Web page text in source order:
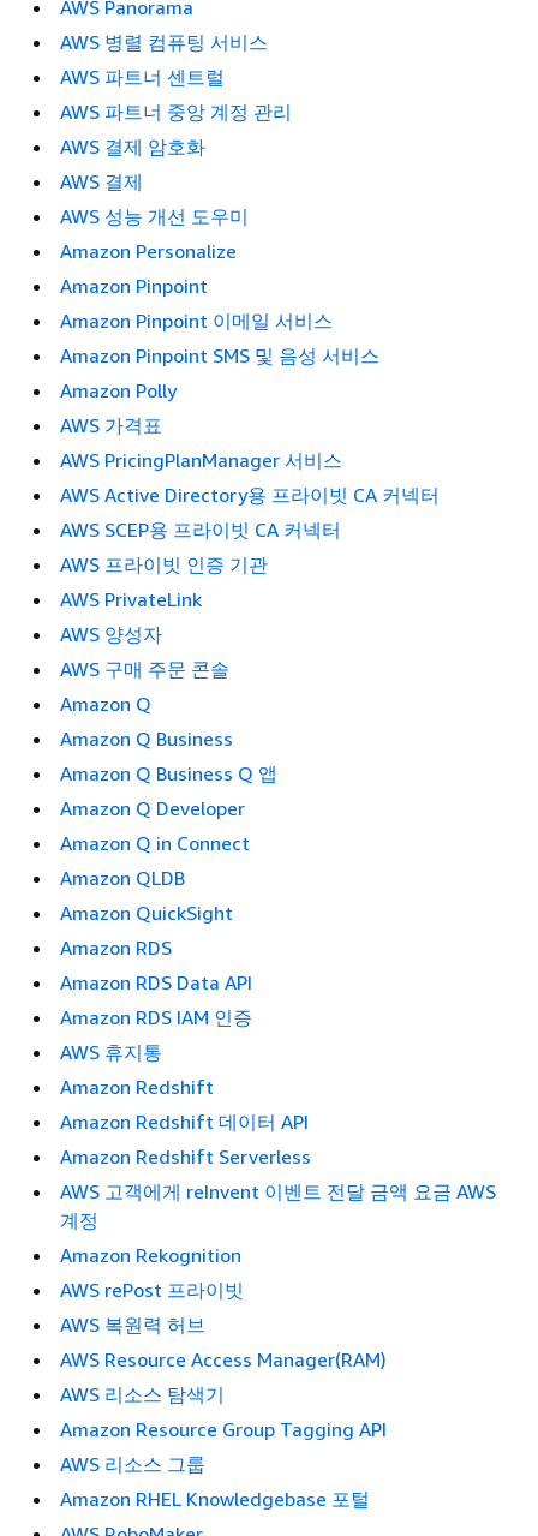
AWS Panorama
AWS 병렬 컴퓨팅 서비스
AWS 파트너 센트럴
AWS 파트너 중앙 계정 관리
AWS 결제 암호화
AWS 결제
AWS 성능 개선 도우미
Amazon Personalize
Amazon Pinpoint
Amazon Pinpoint 이메일 서비스
Amazon Pinpoint SMS 및 음성 서비스
Amazon Polly
AWS 가격표
AWS PricingPlanManager 서비스
AWS Active Directory용 프라이빗 CA 커넥터
AWS SCEP용 프라이빗 CA 커넥터
AWS 프라이빗 인증 기관
AWS PrivateLink
AWS 양성자
AWS 구매 주문 콘솔
Amazon Q
Amazon Q Business
Amazon Q Business Q 앱
Amazon Q Developer
Amazon Q in Connect
Amazon QLDB
Amazon QuickSight
Amazon RDS
Amazon RDS Data API
Amazon RDS IAM 인증
AWS 휴지통
Amazon Redshift
Amazon Redshift 데이터 API
Amazon Redshift Serverless
AWS 고객에게 reInvent 이벤트 전달 금액 요금 AWS
계정
Amazon Rekognition
AWS rePost 프라이빗
AWS 복원력 허브
AWS Resource Access Manager(RAM)
AWS 리소스 탐색기
Amazon Resource Group Tagging API
AWS 리소스 그룹
Amazon RHEL Knowledgebase 포털